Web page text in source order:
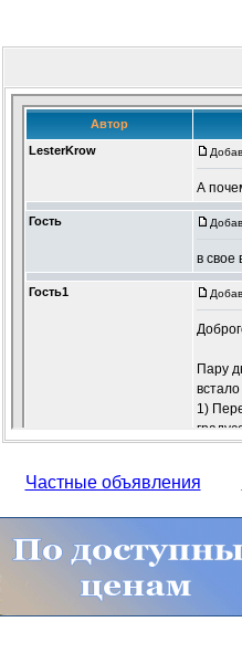
Частные объявления